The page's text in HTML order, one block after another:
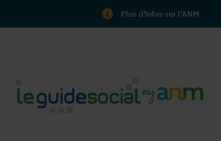
Plus d'infos sur l'ANM